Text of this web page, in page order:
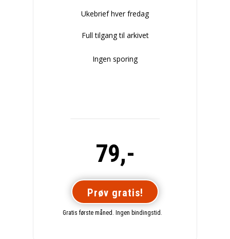
Ukebrief hver fredag
Full tilgang til arkivet
Ingen sporing
79,-
Prøv gratis!
Gratis første måned. Ingen bindingstid.